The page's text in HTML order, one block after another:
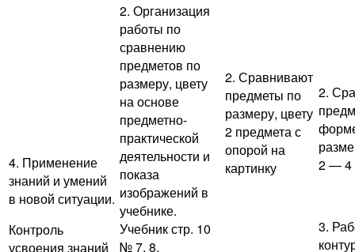
4. Применение
знаний и умений
в новой ситуации.
Контроль
усвоения знаний
2. Организация
работы по
сравнению
предметов по
размеру, цвету
на основе
предметно-
практической
деятельности и
показа
изображений в
учебнике.
Учебник стр. 10
№ 7, 8.
2. Сравнивают
предметы по
размеру, цвету
2 предмета с
опорой на
картинку
2.
2 — 4
3.